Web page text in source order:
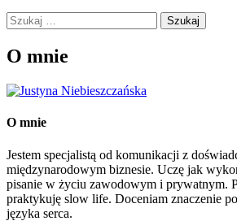
Szukaj:
O mnie
O mnie
Jestem specjalistą od komunikacji z
międzynarodowym biznesie. Uczę jak
pisanie w życiu zawodowym i prywatnym.
praktykuję slow life. Doceniam znaczenie
języka serca.